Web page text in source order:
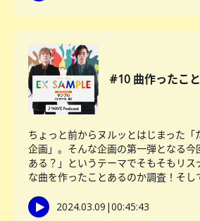
#10 曲作ったこ
ちょっと前からヌルッとはじまった「
企画」。そんな企画の第一弾となる今
ある？」というテーマでそもそもリス
な曲を作ったことあるのか調査！そし
2024.03.09 |00:45:43